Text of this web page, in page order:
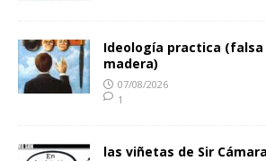
Ideología practica (falsa
madera)
07/08/2026
1
las viñetas de Sir Cámara